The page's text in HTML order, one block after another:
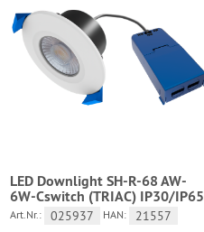
LED Downlight SH-R-68 AW-
6W-Cswitch (TRIAC) IP30/IP65
Art.Nr.: 025937 HAN:
21557